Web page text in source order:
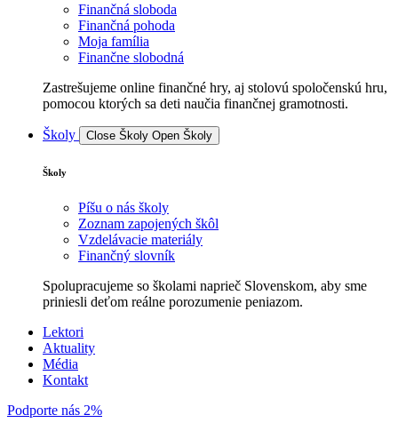
Finančná sloboda
Finančná pohoda
Moja família
Finančne slobodná
Zastrešujeme online finančné hry, aj stolovú spoločenskú hru,
pomocou ktorých sa deti naučia finančnej gramotnosti.
Školy Close Školy Open Školy
Školy
Píšu o nás školy
Zoznam zapojených škôl
Vzdelávacie materiály
Finančný slovník
Spolupracujeme so školami naprieč Slovenskom, aby sme
priniesli deťom reálne porozumenie peniazom.
Lektori
Aktuality
Média
Kontakt
Podporte nás 2%